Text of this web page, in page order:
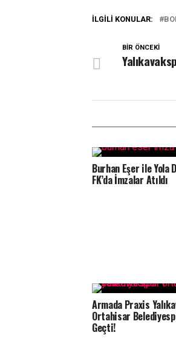
İLGILI KONULAR:
BIR ÖNCEKI
Burhan Eşer ile Yola
FK’da İmzalar Atıldı
Armada Praxis
Ortahisar
Geçti!